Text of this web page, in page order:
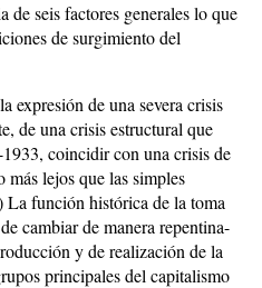
de seis factores generales lo que
de surgimiento del
expresión de una severa crisis
de una crisis estructural que
coincidir con una crisis de
lejos que las simples
función histórica de la toma
cambiar de manera repentina-
y de realización de la
principales del capitalismo